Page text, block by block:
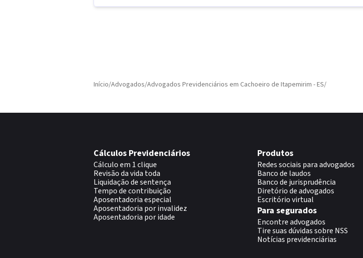
Início/Advogados/Advogados Previdenciários em Cachoeiro de Itapemirim - ES/
Cálculos Previdenciários
Cálculo em 1 clique
Revisão da vida toda
Liquidação de sentença
Tempo de contribuição
Aposentadoria especial
Aposentadoria por invalidez
Aposentadoria por idade
Produtos
Redes sociais para advogados
Banco de laudos
Banco de jurisprudência
Diretório de advogados
Escritório virtual
Para segurados
Encontre advogados
Tire suas dúvidas sobre NSS
Notícias previdenciárias